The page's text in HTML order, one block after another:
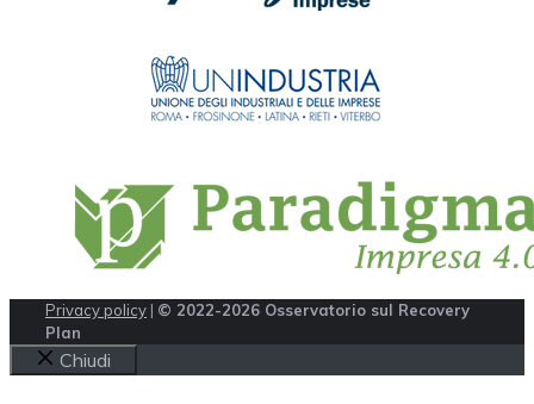
Privacy policy | © 2022-2026 Osservatorio sul Recovery
Plan
Chiudi